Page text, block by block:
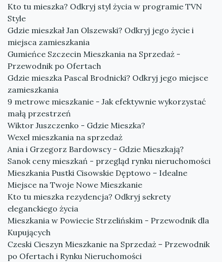
Kto tu mieszka? Odkryj styl życia w programie TVN
Style
Gdzie mieszkał Jan Olszewski? Odkryj jego życie i
miejsca zamieszkania
Gumieńce Szczecin Mieszkania na Sprzedaż -
Przewodnik po Ofertach
Gdzie mieszka Pascal Brodnicki? Odkryj jego miejsce
zamieszkania
9 metrowe mieszkanie - Jak efektywnie wykorzystać
małą przestrzeń
Wiktor Juszczenko - Gdzie Mieszka?
Wexel mieszkania na sprzedaż
Ania i Grzegorz Bardowscy - Gdzie Mieszkają?
Sanok ceny mieszkań - przegląd rynku nieruchomości
Mieszkania Pustki Cisowskie Dęptowo – Idealne
Miejsce na Twoje Nowe Mieszkanie
Kto tu mieszka rezydencja? Odkryj sekrety
eleganckiego życia
Mieszkania w Powiecie Strzelińskim - Przewodnik dla
Kupujących
Czeski Cieszyn Mieszkanie na Sprzedaż – Przewodnik
po Ofertach i Rynku Nieruchomości